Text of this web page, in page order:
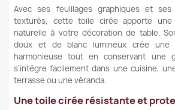
Avec ses feuillages graphiques et ses
texturés, cette toile cirée apporte
naturelle à votre décoration de table.
doux et de blanc lumineux crée une
harmonieuse tout en conservant une
s’intègre facilement dans une cuisine,
terrasse ou une véranda.
Une toile cirée résistante et